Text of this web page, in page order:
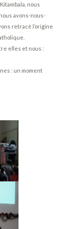
nous
avons-nous-
retracé l’origine
elles et nous :
: un moment